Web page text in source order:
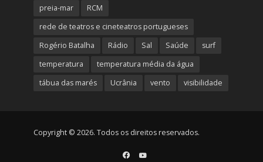
preia-mar
RCM
rede de teatros e cineteatros portugueses
Rogério Batalha
Rádio Sal Saúde
surf
temperatura
temperatura média da água
tábua das marés
Ucrânia vento visibilidade
Copyright © 2026. Todos os direitos reservados.